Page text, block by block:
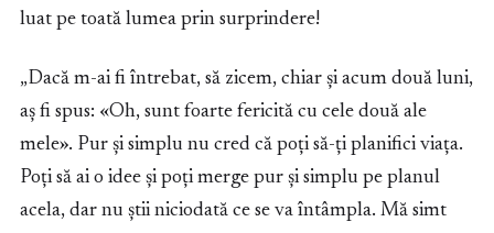
luat pe toată lumea prin surprindere!
„Dacă m-ai fi întrebat, să zicem, chiar și acum două luni,
aș fi spus: «Oh, sunt foarte fericită cu cele două ale
mele». Pur și simplu nu cred că poți să-ți planifici viața.
Poți să ai o idee și poți merge pur și simplu pe planul
acela, dar nu știi niciodată ce se va întâmpla. Mă simt